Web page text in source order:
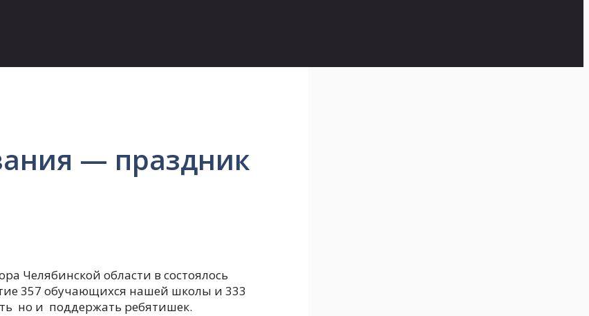
— праздник
Челябинской области в состоялось
357 обучающихся нашей школы и 333
но и поддержать ребятишек.